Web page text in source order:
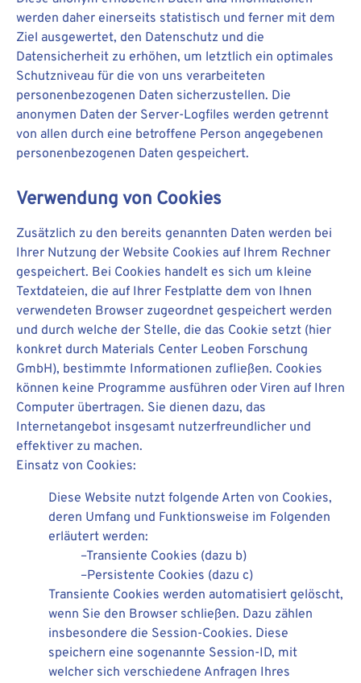
werden daher einerseits statistisch und ferner mit dem
Ziel ausgewertet, den Datenschutz und die
Datensicherheit zu erhöhen, um letztlich ein optimales
Schutzniveau für die von uns verarbeiteten
personenbezogenen Daten sicherzustellen. Die
anonymen Daten der Server-Logfiles werden getrennt
von allen durch eine betroffene Person angegebenen
personenbezogenen Daten gespeichert.
Verwendung von Cookies
Zusätzlich zu den bereits genannten Daten werden bei
Ihrer Nutzung der Website Cookies auf Ihrem Rechner
gespeichert. Bei Cookies handelt es sich um kleine
Textdateien, die auf Ihrer Festplatte dem von Ihnen
verwendeten Browser zugeordnet gespeichert werden
und durch welche der Stelle, die das Cookie setzt (hier
konkret durch Materials Center Leoben Forschung
GmbH), bestimmte Informationen zufließen. Cookies
können keine Programme ausführen oder Viren auf Ihren
Computer übertragen. Sie dienen dazu, das
Internetangebot insgesamt nutzerfreundlicher und
effektiver zu machen.
Einsatz von Cookies:
Diese Website nutzt folgende Arten von Cookies,
deren Umfang und Funktionsweise im Folgenden
erläutert werden:
–Transiente Cookies (dazu b)
–Persistente Cookies (dazu c)
Transiente Cookies werden automatisiert gelöscht,
wenn Sie den Browser schließen. Dazu zählen
insbesondere die Session-Cookies. Diese
speichern eine sogenannte Session-ID, mit
welcher sich verschiedene Anfragen Ihres